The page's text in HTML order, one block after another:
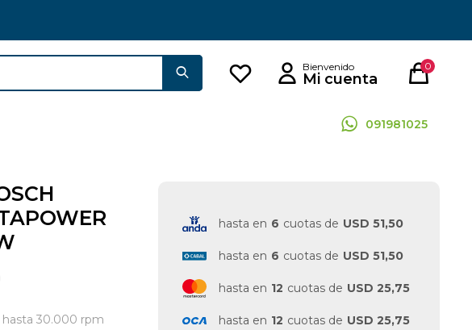
091981025
0
30.000 rpm
hasta en 6 cuotas de USD 51,50
hasta en 6 cuotas de USD 51,50
hasta en 12 cuotas de USD 25,75
hasta en 12 cuotas de USD 25,75